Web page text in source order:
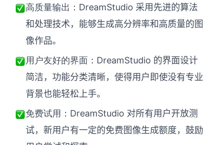
高质量输出： DreamStudio 采用先进的算法
和处理技术，能够生成高分辨率和高质量的图
像作品。
用户友好的界面： DreamStudio 的界面设计
简洁，功能分类清晰，使得用户即使没有专业
背景也能轻松上手。
免费试用： DreamStudio 对所有用户开放测
试，新用户有一定的免费图像生成额度，鼓励